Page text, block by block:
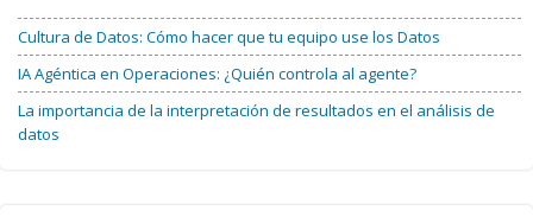
Cultura de Datos: Cómo hacer que tu equipo use los Datos
IA Agéntica en Operaciones: ¿Quién controla al agente?
La importancia de la interpretación de resultados en el análisis de
datos